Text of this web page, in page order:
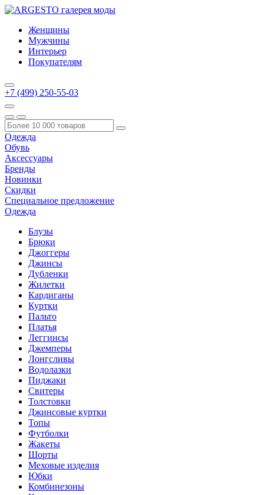
Женщины
Мужчины
Интерьер
Покупателям
+7 (499) 250-55-03
Одежда
Обувь
Аксессуары
Бренды
Новинки
Скидки
Специальное предложение
Одежда
Блузы
Брюки
Джоггеры
Джинсы
Дубленки
Жилетки
Кардиганы
Куртки
Пальто
Платья
Леггинсы
Джемперы
Лонгсливы
Водолазки
Пиджаки
Свитеры
Толстовки
Джинсовые куртки
Топы
Футболки
Жакеты
Шорты
Меховые изделия
Юбки
Комбинезоны